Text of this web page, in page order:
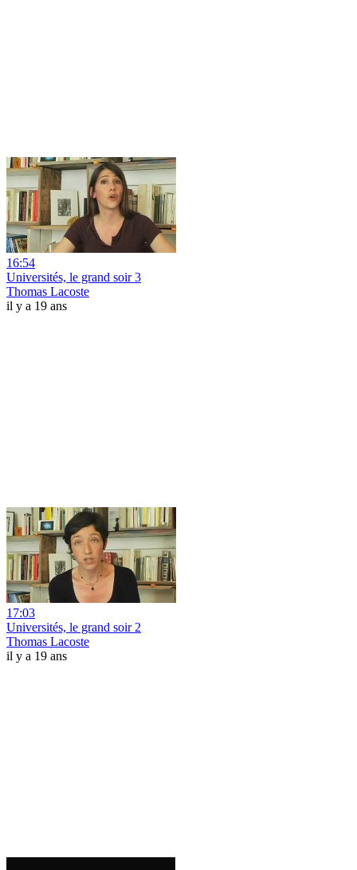
16:54
Universités, le grand soir 3
Thomas Lacoste
il y a 19 ans
17:03
Universités, le grand soir 2
Thomas Lacoste
il y a 19 ans